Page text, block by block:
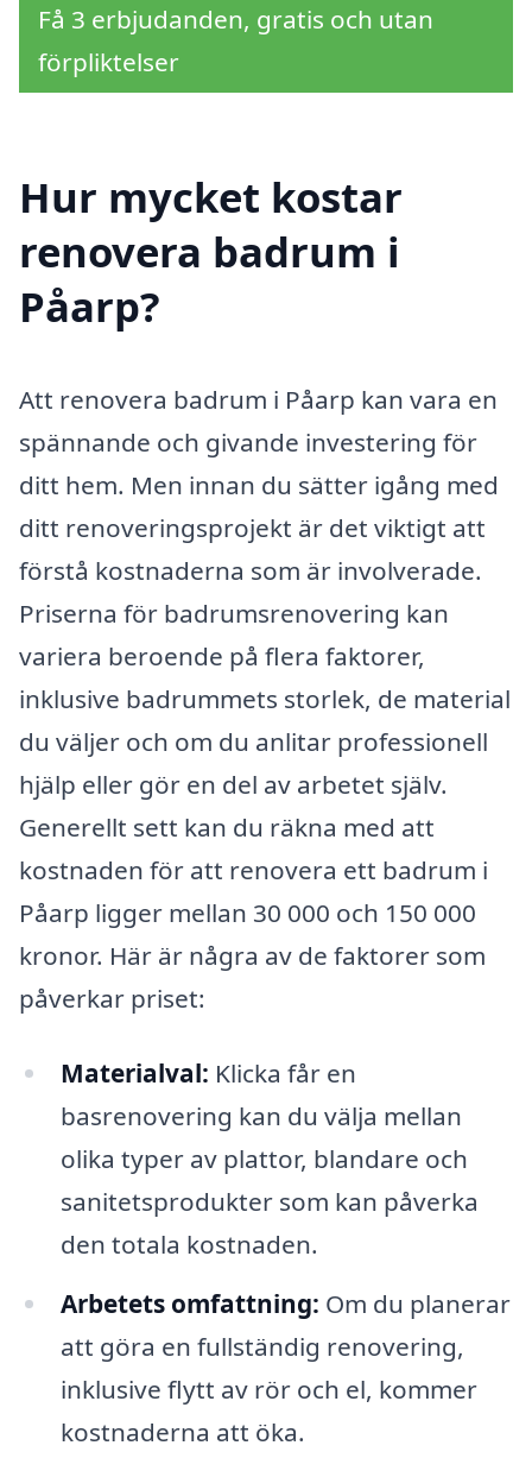
Få 3 erbjudanden, gratis och utan
förpliktelser
Hur mycket kostar
renovera badrum i
Påarp?
Att renovera badrum i Påarp kan vara en
spännande och givande investering för
ditt hem. Men innan du sätter igång med
ditt renoveringsprojekt är det viktigt att
förstå kostnaderna som är involverade.
Priserna för badrumsrenovering kan
variera beroende på flera faktorer,
inklusive badrummets storlek, de material
du väljer och om du anlitar professionell
hjälp eller gör en del av arbetet själv.
Generellt sett kan du räkna med att
kostnaden för att renovera ett badrum i
Påarp ligger mellan 30 000 och 150 000
kronor. Här är några av de faktorer som
påverkar priset:
Materialval: Klicka får en
basrenovering kan du välja mellan
olika typer av plattor, blandare och
sanitetsprodukter som kan påverka
den totala kostnaden.
Arbetets omfattning: Om du planerar
att göra en fullständig renovering,
inklusive flytt av rör och el, kommer
kostnaderna att öka.